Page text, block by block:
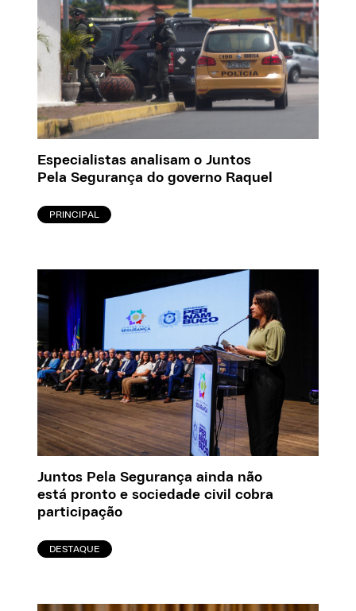
Especialistas analisam o Juntos
Pela Segurança do governo Raquel
PRINCIPAL
Juntos Pela Segurança ainda não
está pronto e sociedade civil cobra
participação
DESTAQUE